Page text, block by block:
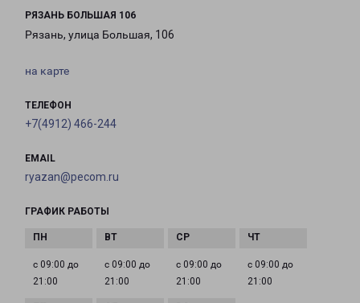
РЯЗАНЬ БОЛЬШАЯ 106
Рязань, улица Большая, 106
на карте
ТЕЛЕФОН
+7(4912) 466-244
EMAIL
ryazan@pecom.ru
ГРАФИК РАБОТЫ
с 09:00 до
21:00
с 09:00 до
21:00
с 09:00 до
21:00
с 09:00 до
21:00